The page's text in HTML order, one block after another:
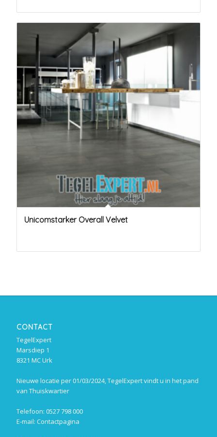
Unicomstarker Overall Velvet
CONTACT
TegelExpert
Marsdiep 1
8321 MC Urk
Nieuwe locatie per 01/03/2024, TegelExpert vindt u in het pand
van Thuiskwartier
Telefoon: 0527 798 000
E-mail: Contactpagina